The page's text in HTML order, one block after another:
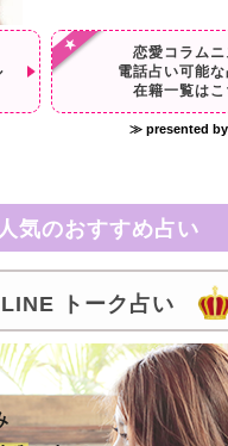
恋愛コラムニ
電話占い可能
在籍一覧はこ
≫ presented by
人気のおすすめ占い
LINE トーク占い